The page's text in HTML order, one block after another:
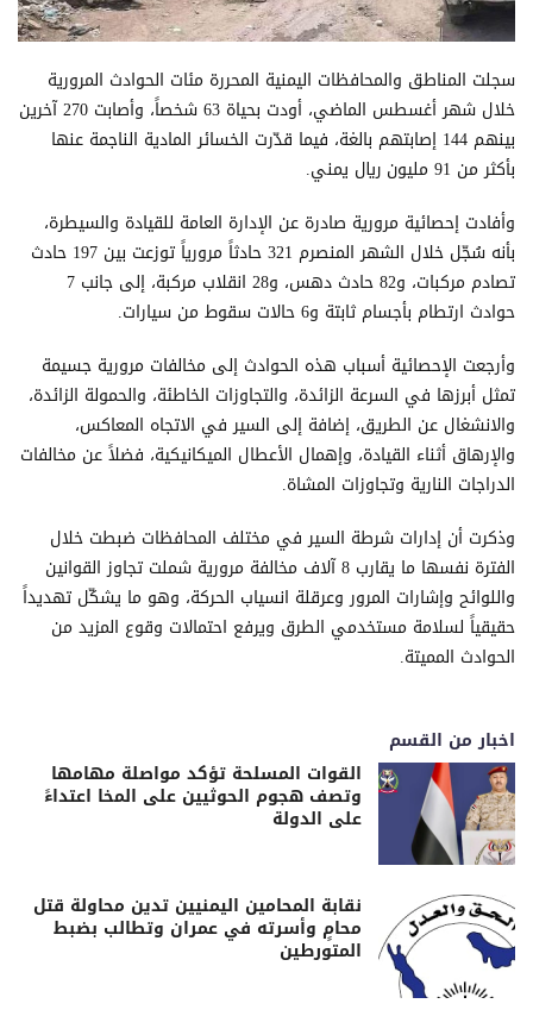
سجلت المناطق والمحافظات اليمنية المحررة مئات الحوادث المرورية
خلال شهر أغسطس الماضي، أودت بحياة 63 شخصاً، وأصابت 270 آخرين
بينهم 144 إصابتهم بالغة، فيما قدّرت الخسائر المادية الناجمة عنها
بأكثر من 91 مليون ريال يمني.
وأفادت إحصائية مرورية صادرة عن الإدارة العامة للقيادة والسيطرة،
بأنه سُجّل خلال الشهر المنصرم 321 حادثاً مرورياً توزعت بين 197 حادث
تصادم مركبات، و82 حادث دهس، و28 انقلاب مركبة، إلى جانب 7
حوادث ارتطام بأجسام ثابتة و6 حالات سقوط من سيارات.
وأرجعت الإحصائية أسباب هذه الحوادث إلى مخالفات مرورية جسيمة
تمثل أبرزها في السرعة الزائدة، والتجاوزات الخاطئة، والحمولة الزائدة،
والانشغال عن الطريق، إضافة إلى السير في الاتجاه المعاكس،
والإرهاق أثناء القيادة، وإهمال الأعطال الميكانيكية، فضلاً عن مخالفات
الدراجات النارية وتجاوزات المشاة.
وذكرت أن إدارات شرطة السير في مختلف المحافظات ضبطت خلال
الفترة نفسها ما يقارب 8 آلاف مخالفة مرورية شملت تجاوز القوانين
واللوائح وإشارات المرور وعرقلة انسياب الحركة، وهو ما يشكّل تهديداً
حقيقياً لسلامة مستخدمي الطرق ويرفع احتمالات وقوع المزيد من
الحوادث المميتة.
اخبار من القسم
القوات المسلحة تؤكد مواصلة مهامها
وتصف هجوم الحوثيين على المخا اعتداءً
على الدولة
نقابة المحامين اليمنيين تدين محاولة قتل
محامٍ وأسرته في عمران وتطالب بضبط
المتورطين